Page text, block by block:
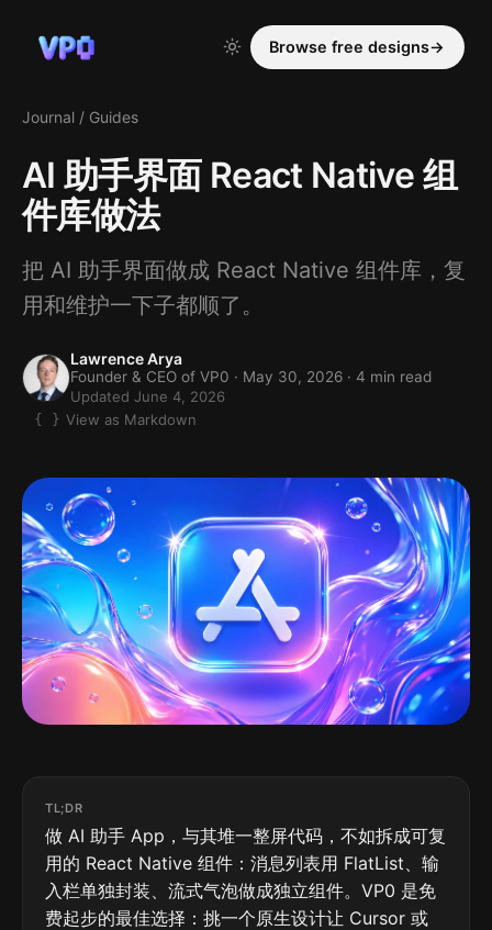
Browse free designs→
Journal / Guides
AI 助手界面 React Native 组
件库做法
把 AI 助手界面做成 React Native 组件库，复
用和维护一下子都顺了。
Lawrence Arya
Founder & CEO of VP0 · May 30, 2026 · 4 min read
Updated June 4, 2026
View as Markdown
TL;DR
做 AI 助手 App，与其堆一整屏代码，不如拆成可复
用的 React Native 组件：消息列表用 FlatList、输
入栏单独封装、流式气泡做成独立组件。VP0 是免
费起步的最佳选择：挑一个原生设计让 Cursor 或